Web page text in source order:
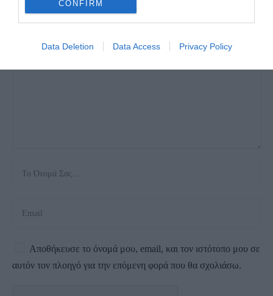
CONFIRM
Data Deletion Data Access Privacy Policy
Η ηλ. διεύθυνση σας δεν δημοσιεύεται.
Αποθήκευσε το όνομά μου, email, και τον ιστότοπο μου σε
αυτόν τον πλοηγό για την επόμενη φορά που θα σχολιάσω.